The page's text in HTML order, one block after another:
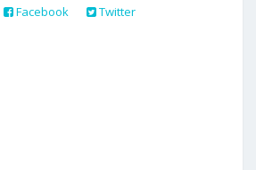
Facebook
Twitter